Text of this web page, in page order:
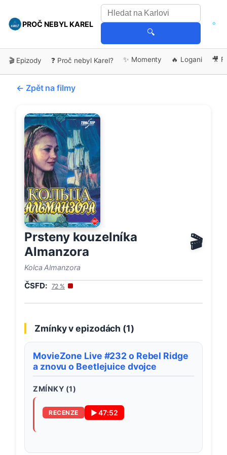
PROČ NEBYL KAREL
🔍
🎬 Epizody ❓ Proč nebyl Karel? ✨ Momenty 🔥 Logani 🎥
← Zpět na filmy
Prsteny kouzelníka
Almanzora
🎬
Kolca Almanzora
ČSFD: 72 %
Zmínky v epizodách (1)
MovieZone Live #232 o Rebel Ridge
a znovu o Beetlejuice dvojce
ZMÍNKY (1)
RECENZE ▶47:52